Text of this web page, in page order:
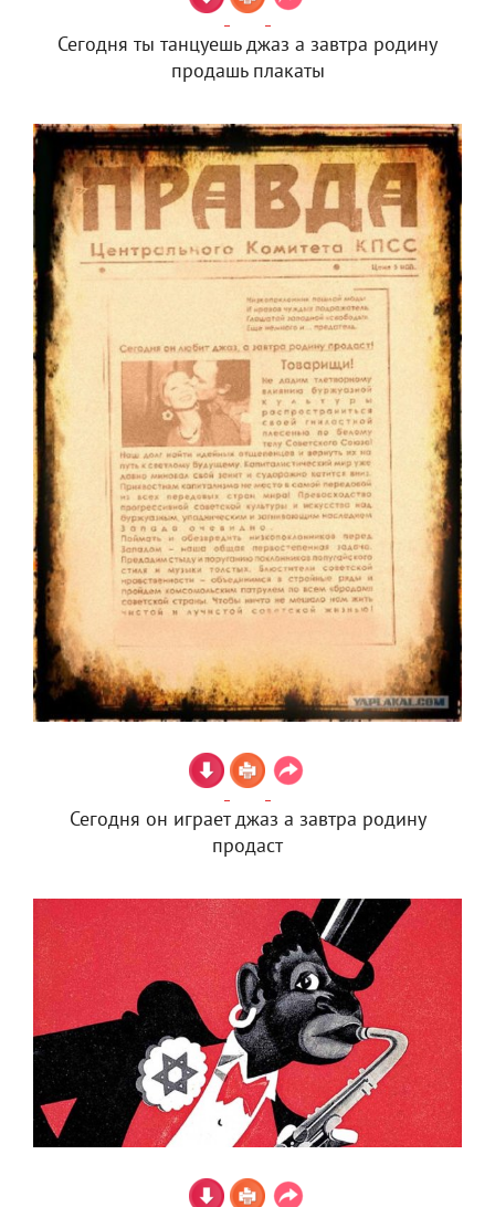
Сегодня ты танцуешь джаз а завтра родину
продашь плакаты
Сегодня он играет джаз а завтра родину
продаст